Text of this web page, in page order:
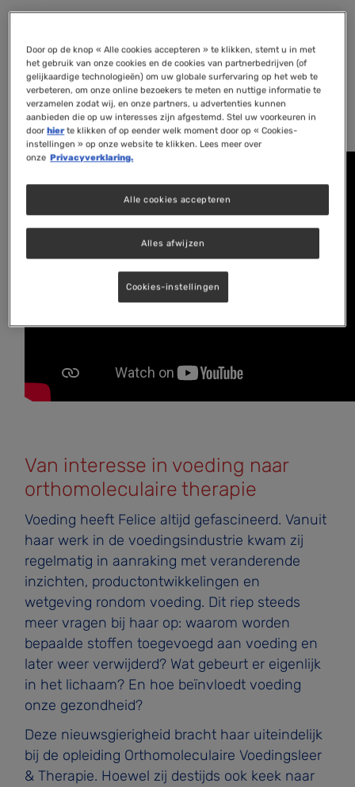
de onderwerpen die haar het meest hebben
geïnspireerd en hoe zij de opgedane kennis
vandaag de dag toepast in haar eigen praktijk.
Van interesse in voeding naar
orthomoleculaire therapie
Voeding heeft Felice altijd gefascineerd. Vanuit
haar werk in de voedingsindustrie kwam zij
regelmatig in aanraking met veranderende
inzichten, productontwikkelingen en
wetgeving rondom voeding. Dit riep steeds
meer vragen bij haar op: waarom worden
bepaalde stoffen toegevoegd aan voeding en
later weer verwijderd? Wat gebeurt er eigenlijk
in het lichaam? En hoe beïnvloedt voeding
onze gezondheid?
Deze nieuwsgierigheid bracht haar uiteindelijk
bij de opleiding Orthomoleculaire Voedingsleer
& Therapie. Hoewel zij destijds ook keek naar
Door op de knop « Alle cookies accepteren » te klikken, stemt u in met
het gebruik van onze cookies en de cookies van partnerbedrijven (of
gelijkaardige technologieën) om uw globale surfervaring op het web te
verbeteren, om onze online bezoekers te meten en nuttige informatie te
verzamelen zodat wij, en onze partners, u advertenties kunnen
aanbieden die op uw interesses zijn afgestemd. Stel uw voorkeuren in
doorhierte klikken of op eender welk moment door op « Cookies-
instellingen » op onze website te klikken. Lees meer over
onze Privacyverklaring.
Alles afwijzen
Alle cookies accepteren
Cookies-instellingen